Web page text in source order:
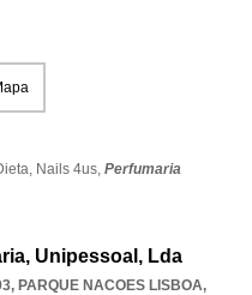
Nails 4us, Perfumaria
Unipessoal, Lda
, PARQUE NACOES LISBOA,